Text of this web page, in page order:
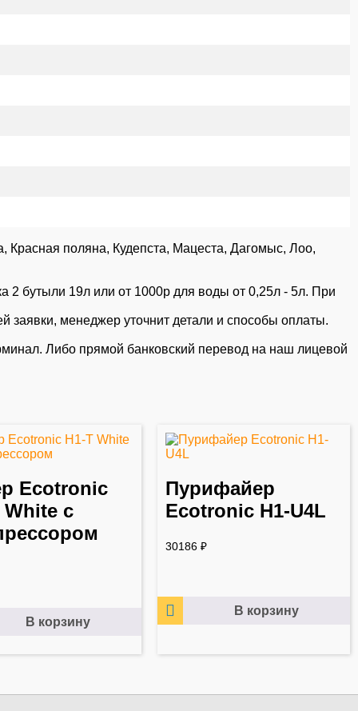
Красная поляна, Кудепста, Мацеста, Дагомыс, Лоо,
2 бутыли 19л или от 1000р для воды от 0,25л - 5л. При
заявки, менеджер уточнит детали и способы оплаты.
Либо прямой банковский перевод на наш лицевой
Ecotronic
White с
В корзину
Пурифайер
Ecotronic H1-U4L
30186₽
В корзину